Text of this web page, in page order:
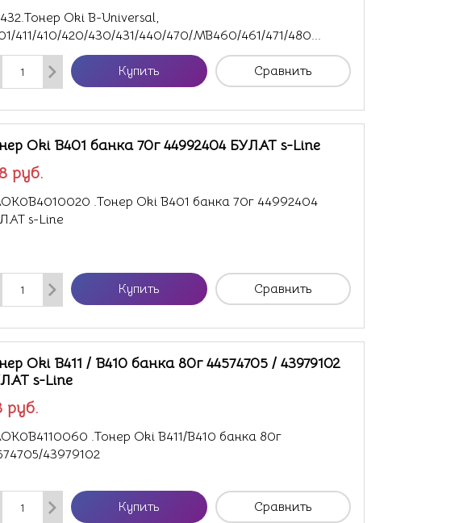
Oki B-Universal,
411/410/420/430/431/440/470/MB460/461/471/480...
Купить Сравнить
руб.
Oki B401 банка 70г 44992404 БУЛАТ s-Line
.Тонер Oki B401 банка 70г 44992404
s-Line
Купить Сравнить
руб.
Oki B411 / B410 банка 80г 44574705 / 43979102
s-Line
.Тонер Oki B411/B410 банка 80г
43979102
Купить Сравнить